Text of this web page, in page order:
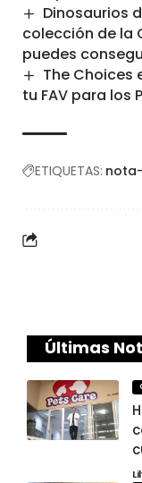
Dinosaurios
colección de la
puedes
The Choices
tu FAV para los
ETIQUETAS:
Últimas